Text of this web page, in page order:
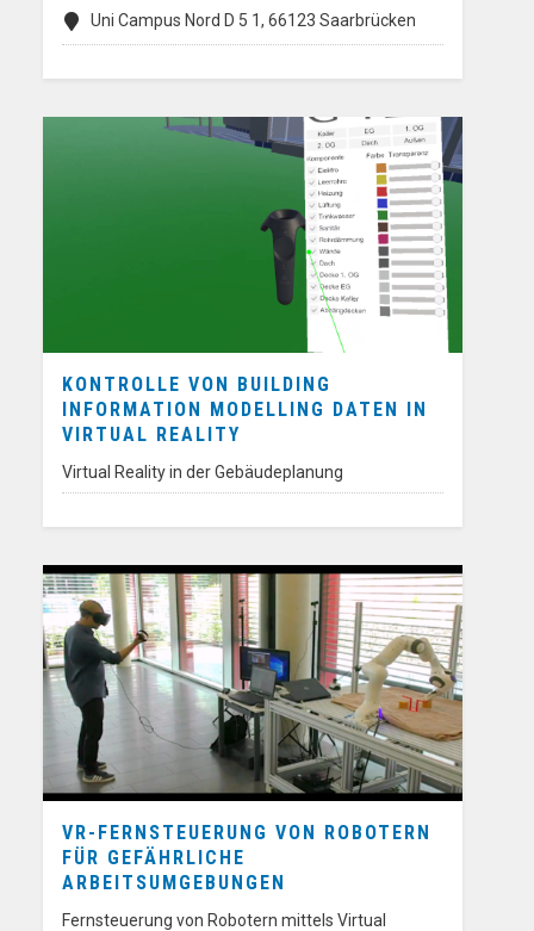
Uni Campus Nord D 5 1, 66123 Saarbrücken
KONTROLLE VON BUILDING
INFORMATION MODELLING DATEN IN
VIRTUAL REALITY
Virtual Reality in der Gebäudeplanung
VR-FERNSTEUERUNG VON ROBOTERN
FÜR GEFÄHRLICHE
ARBEITSUMGEBUNGEN
Fernsteuerung von Robotern mittels Virtual